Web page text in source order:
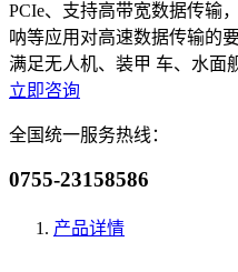
PCIe、支持高带宽数据传输
呐等应用对高速数据传输的
满足无人机、装甲 车、水面
立即咨询
全国统一服务热线：
0755-23158586
产品详情